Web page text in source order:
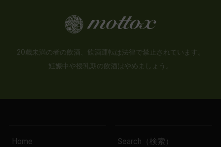
20歳未満の者の飲酒、飲酒運転は法律で禁止されています。
妊娠中や授乳期の飲酒はやめましょう。
Home
Search（検索）